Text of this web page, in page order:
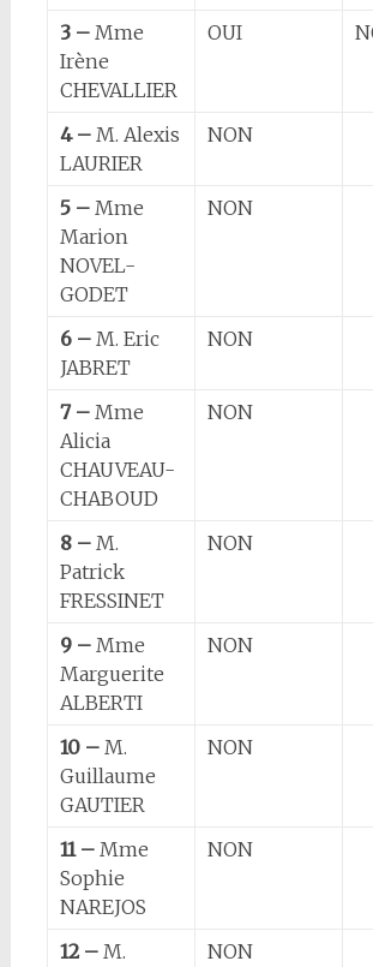
3 – Mme
Irène
CHEVALLIER
OUI
4 – M. Alexis
LAURIER
NON
5 – Mme
Marion
NOVEL-
GODET
NON
6 – M. Eric
JABRET
NON
7 – Mme
Alicia
CHAUVEAU-
CHABOUD
NON
8 – M.
Patrick
FRESSINET
NON
9 – Mme
Marguerite
ALBERTI
NON
10 – M.
Guillaume
GAUTIER
NON
11 – Mme
Sophie
NAREJOS
NON
12 – M.
NON